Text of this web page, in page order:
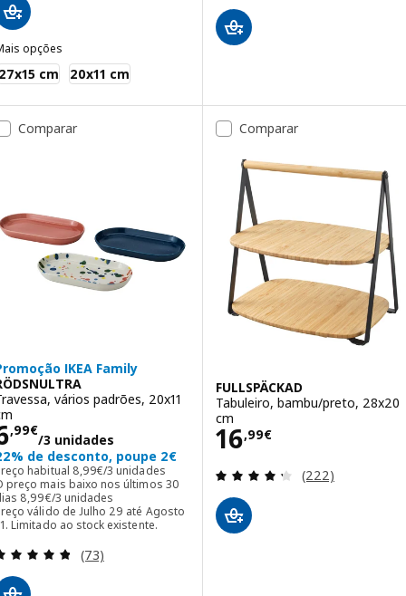
opções
365+
cm 20x11 cm
Comparar
IKEA Family
vários padrões, 20x11
,99€
/3 unidades
6,99€/3 unidades
de desconto, poupe 2€
habitual 8,99€/3 unidades
Preço habitual 8,99€/3 unidades
preço mais baixo nos últimos 30
8,99€/3 unidades
O preço mais baixo nos últimos 30 dias 8,99€/3 unidades
válido de Julho 29 até Agosto
Limitado ao stock existente.
Avaliação: 4.8 fora de 5 estrelas. Total de
(73)
Comparar
FULLSPÄCKAD
Tabuleiro, bambu/preto, 28x20
cm
16,99€
Preço 16,99€
Avaliação: 4.3
(222)